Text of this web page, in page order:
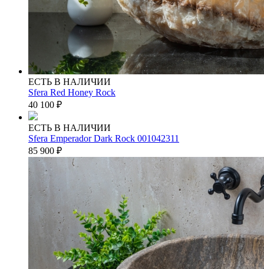
ЕСТЬ В НАЛИЧИИ
Sfera Red Honey Rock
40 100 ₽
ЕСТЬ В НАЛИЧИИ
Sfera Emperador Dark Rock 001042311
85 900 ₽